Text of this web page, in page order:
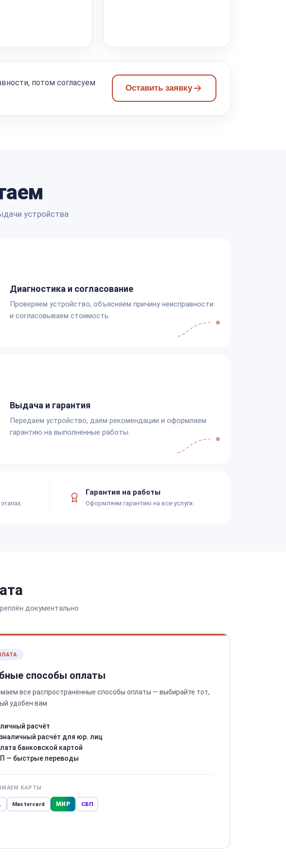
потом согласуем
Оставить заявку
устройства
Диагностика и согласование
Проверяем устройство, объясняем причину неисправности
и согласовываем стоимость.
Выдача и гарантия
Передаём устройство, даём рекомендации и оформляем
гарантию на выполненные работы.
Гарантия на работы
Оформляем гарантию на все услуги.
документально
способы оплаты
все распространённые способы оплаты — выбирайте тот,
удобен вам.
расчёт
расчёт для юр. лиц
банковской картой
— быстрые переводы
КАРТЫ
Mastercard МИР СБП